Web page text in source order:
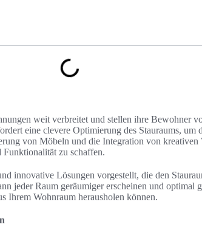
weit verbreitet und stellen ihre Bewohner
eine clevere Optimierung des Stauraums, um
von Möbeln und die Integration von kreativen
zu schaffen.
innovative Lösungen vorgestellt, die den
jeder Raum geräumiger erscheinen und optimal
Ihrem Wohnraum herausholen können.